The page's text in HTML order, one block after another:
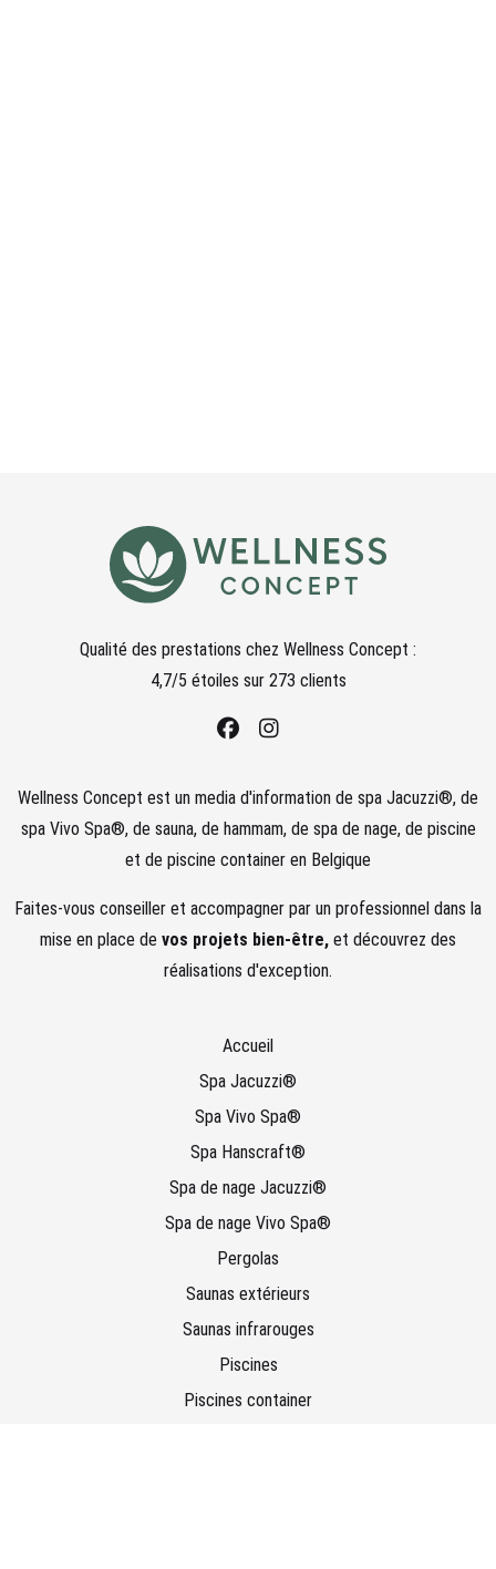
Qualité des prestations chez Wellness Concept :
4,7/5 étoiles sur 273 clients
Wellness Concept est un media d'information de spa Jacuzzi®, de
spa Vivo Spa®, de sauna, de hammam, de spa de nage, de piscine
et de piscine container en Belgique
Faites-vous conseiller et accompagner par un professionnel dans la
mise en place de vos projets bien-être, et découvrez des
réalisations d'exception.
Accueil
Spa Jacuzzi®
Spa Vivo Spa®
Spa Hanscraft®
Spa de nage Jacuzzi®
Spa de nage Vivo Spa®
Pergolas
Saunas extérieurs
Saunas infrarouges
Piscines
Piscines container